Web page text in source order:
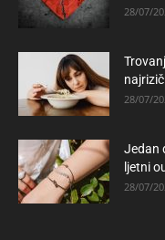
28/07/
28/07/
Jedan
ljetni
28/07/